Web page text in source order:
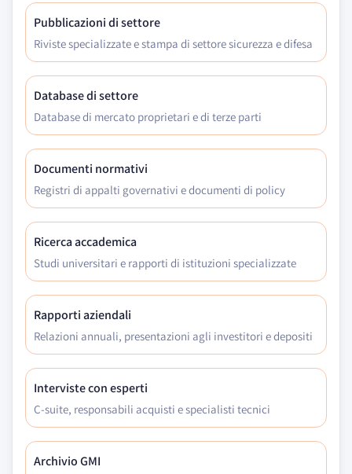
Pubblicazioni di settore
Riviste specializzate e stampa di settore sicurezza e difesa
Database di settore
Database di mercato proprietari e di terze parti
Documenti normativi
Registri di appalti governativi e documenti di policy
Ricerca accademica
Studi universitari e rapporti di istituzioni specializzate
Rapporti aziendali
Relazioni annuali, presentazioni agli investitori e depositi
Interviste con esperti
C-suite, responsabili acquisti e specialisti tecnici
Archivio GMI